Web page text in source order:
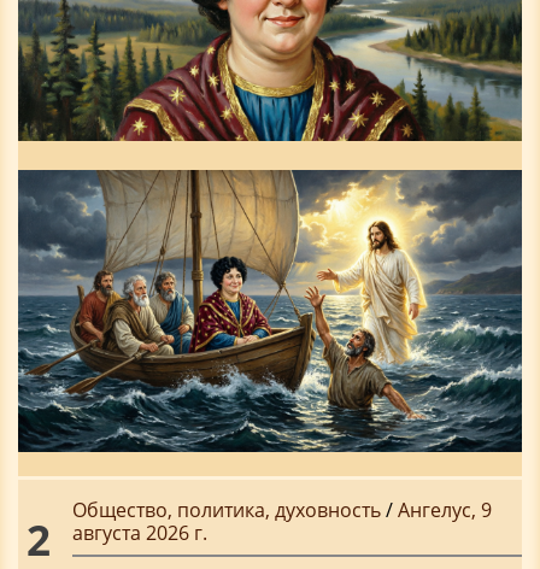
2
Общество, политика, духовность/Ангелус, 9
августа 2026 г.